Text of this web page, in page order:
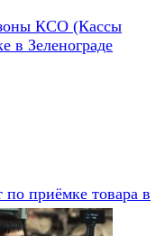
КСО (Кассы
в Зеленограде
по приёмке товара в